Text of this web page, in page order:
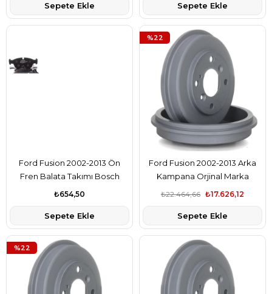
Sepete Ekle Sepete Ekle
Ford Fusion 2002-2013 Ön
Fren Balata Takımı Bosch
Marka MEYS6J2K021DF
₺654,50
Sepete Ekle
Ford Fusion 2002-2013 Arka
Kampana Orjinal Marka
7S611113AA₺17.626,12
₺22.464,66
Sepete Ekle
%22
%22